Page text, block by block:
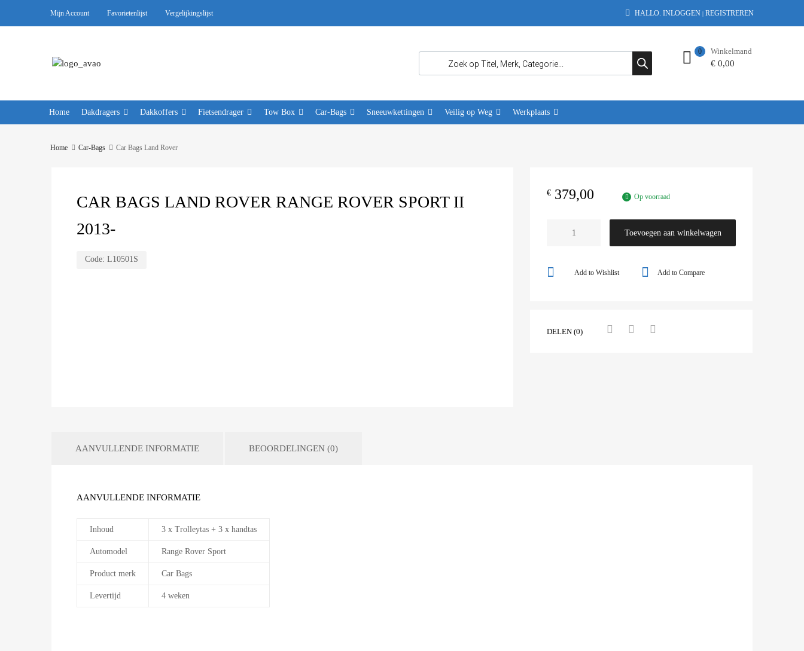
Mijn Account Favorietenlijst Vergelijkingslijst HALLO. INLOGGEN | REGISTREREN
Winkelmand
€ 0,00
0
Home Dakdragers Dakkoffers Fietsendrager Tow Box Car-Bags Sneeuwkettingen Veilig op Weg Werkplaats
Home Car-Bags Car Bags Land Rover
CAR BAGS LAND ROVER RANGE ROVER SPORT II
2013-
Code: L10501S
€ 379,00 Op voorraad
Toevoegen aan winkelwagen
Add to Compare
Add to Wishlist
DELEN (0)
AANVULLENDE INFORMATIE BEOORDELINGEN (0)
AANVULLENDE INFORMATIE
Inhoud 3 x Trolleytas + 3 x handtas
Automodel Range Rover Sport
Product merk Car Bags
Levertijd 4 weken